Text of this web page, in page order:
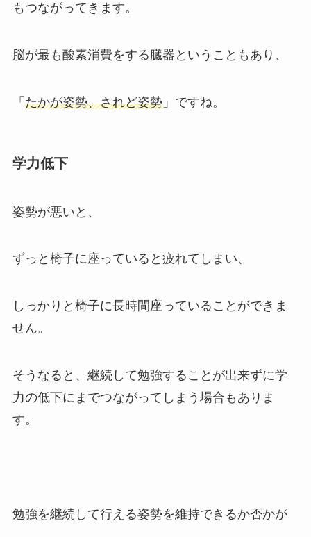
もつながってきます。
脳が最も酸素消費をする臓器ということもあり、
「 たかが姿勢、されど姿勢」ですね。
学力低下
姿勢が悪いと、
ずっと椅子に座っていると疲れてしまい、
しっかりと椅子に長時間座っていることができま
せん。
そうなると、継続して勉強することが出来ずに学
力の低下にまでつながってしまう場合もありま
す。
勉強を継続して行える姿勢を維持できるか否かが